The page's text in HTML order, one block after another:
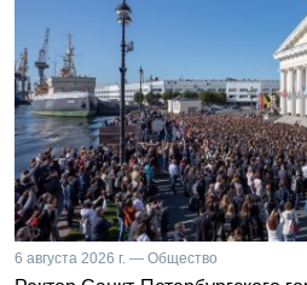
6 августа 2026 г. — Общество